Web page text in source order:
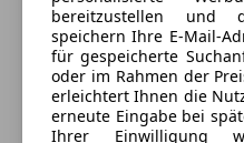
*Citroën Smart Pad
*Variabler
Kontakt
Dorfmayer
Alle Fahrzeuge des
bereitzustellen und
speichern Ihre E-Mail-
für gespeicherte
oder im Rahmen der
erleichtert Ihnen die
erneute Eingabe bei
Ihrer Einwilligung